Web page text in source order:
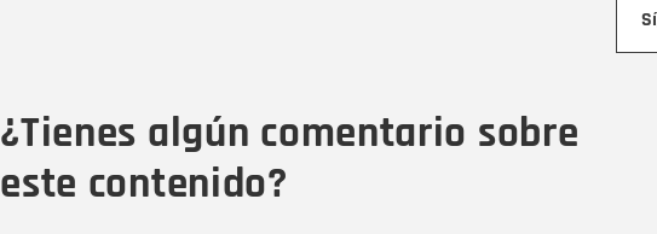
¿Tienes algún comentario sobre
este contenido?